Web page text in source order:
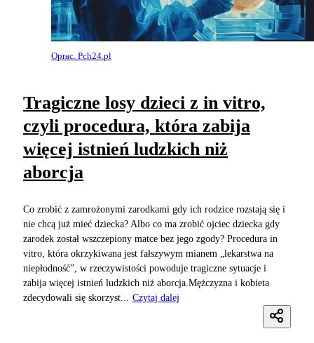
Oprac. Pch24.pl
Tragiczne losy dzieci z in vitro,
czyli procedura, która zabija
więcej istnień ludzkich niż
aborcja
Co zrobić z zamrożonymi zarodkami gdy ich rodzice rozstają się i
nie chcą już mieć dziecka? Albo co ma zrobić ojciec dziecka gdy
zarodek został wszczepiony matce bez jego zgody? Procedura in
vitro, która okrzykiwana jest fałszywym mianem „lekarstwa na
niepłodność”, w rzeczywistości powoduje tragiczne sytuacje i
zabija więcej istnień ludzkich niż aborcja.Mężczyzna i kobieta
zdecydowali się skorzyst...
Czytaj dalej